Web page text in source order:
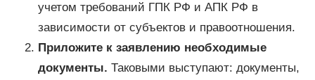
учетом требований ГПК РФ и АПК РФ в
зависимости от субъектов и правоотношения.
Приложите к заявлению необходимые
документы. Таковыми выступают: документы,